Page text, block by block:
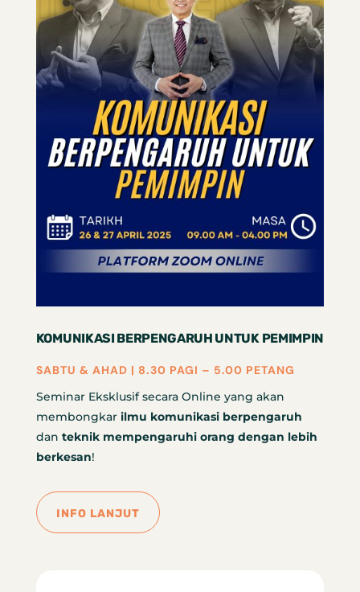
KOMUNIKASI BERPENGARUH UNTUK PEMIMPIN
SABTU & AHAD | 8.30 PAGI – 5.00 PETANG
Seminar Eksklusif secara Online yang akan
membongkar ilmu komunikasi berpengaruh
dan teknik mempengaruhi orang dengan lebih
berkesan!
INFO LANJUT